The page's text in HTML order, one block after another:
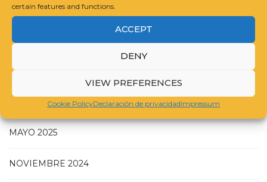
certain features and functions.
ACCEPT
DENY
VIEW PREFERENCES
Cookie PolicyDeclaración de privacidadImpressum
GUIDELINES FOR COMPILING A CATALOGUE RAISONNÉ
JULIO 2025
MAYO 2025
NOVIEMBRE 2024